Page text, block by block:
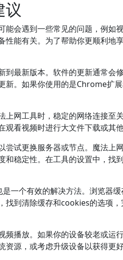
议
能会遇到一些常见的问题，例如
性能有关。为了帮助你更顺利地
到最新版本。软件的更新通常会
新。如果你使用的是Chrome扩
上网工具时，稳定的网络连接至
看视频时进行大文件下载或其
尝试更换服务器或节点。魔法上
和稳定性。在工具的设置中，找
一个有效的解决方法。浏览器
找到清除缓存和cookies的选项
频播放。如果你的设备较老或运
源，或考虑升级设备以获得更好